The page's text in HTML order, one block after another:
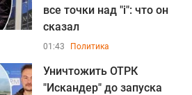
все точки над "i": что он
сказал
01:43 Политика
Уничтожить ОТРК
"Искандер" до запуска